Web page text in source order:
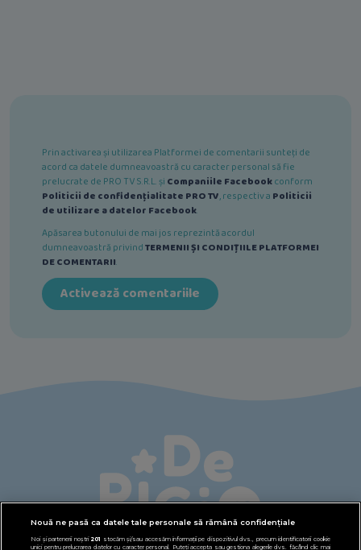
Prin activarea și utilizarea Platformei de comentarii sunteți de
acord ca datele dumneavoastră cu caracter personal să fie
prelucrate de PRO TV S.R.L. și Companiile Facebookconform
Politicii de confidențialitate PRO TV, respectiv a Politicii
de utilizare a datelor Facebook.
Apăsarea butonului de mai jos reprezintă acordul
dumneavoastră privindTERMENII ȘI CONDIȚIILE PLATFORMEI
DE COMENTARII.
Activează comentariile
Nouă ne pasă ca datele tale personale să rămână confidențiale
Noi și partenerii noștri 201 stocăm și/sau accesăm informații pe dispozitivul dvs., precum identificatorii cookie
unici pentru prelucrarea datelor cu caracter personal. Puteți accepta sau gestiona alegerile dvs. făcând clic mai